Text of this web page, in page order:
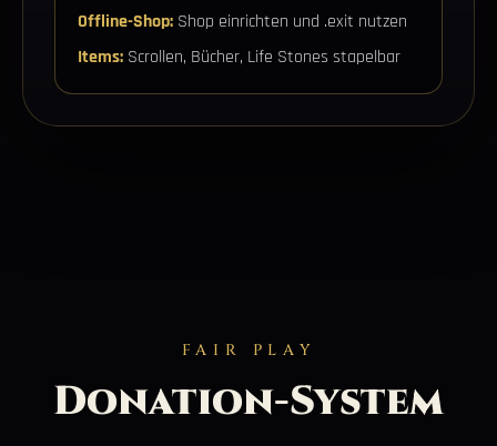
Offline-Shop: Shop einrichten und .exit nutzen
Items: Scrollen, Bücher, Life Stones stapelbar
FAIR PLAY
Donation-System